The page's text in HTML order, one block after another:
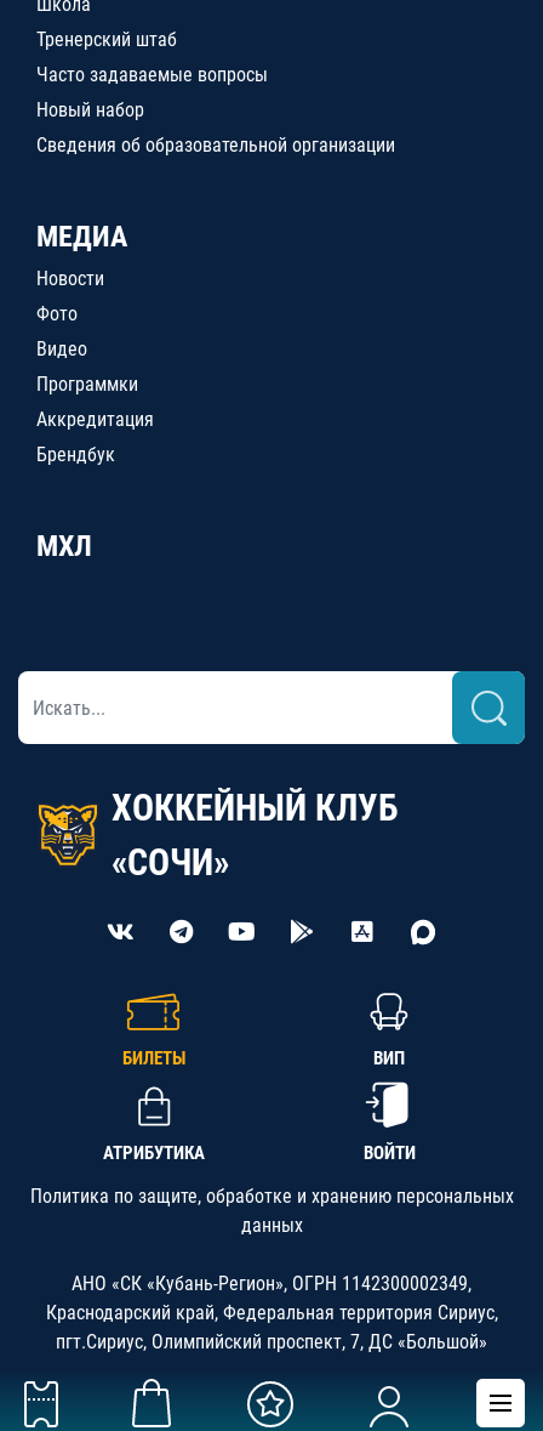
Тренерский штаб
Часто задаваемые вопросы
Новый набор
Сведения об образовательной организации
МЕДИА
Новости
Фото
Видео
Программки
Аккредитация
Брендбук
МХЛ
ХОККЕЙНЫЙ КЛУБ
«СОЧИ»
БИЛЕТЫ ВИП
АТРИБУТИКА ВОЙТИ
Политика по защите, обработке и хранению персональных
данных
АНО «СК «Кубань-Регион», ОГРН 1142300002349,
Краснодарский край, Федеральная территория Сириус,
пгт.Сириус, Олимпийский проспект, 7, ДС «Большой»